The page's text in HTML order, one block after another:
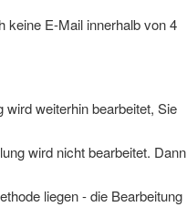
keine E-Mail innerhalb von 4
weiterhin bearbeitet, Sie
wird nicht bearbeitet. Dann
liegen - die Bearbeitung